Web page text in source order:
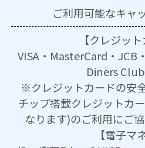
ご利用可能なキャ
【クレジット
VISA・MasterCard・JCB
Diners
※クレジットカードの安
チップ搭載クレジットカ
なります)のご利用にご
【電子マ